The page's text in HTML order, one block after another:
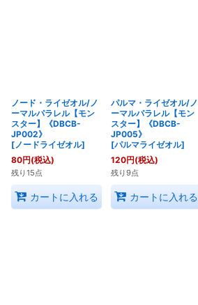
ノード・ライゼオル/ノ
ーマルパラレル【モン
スター】《DBCB-
JP002》
[ノードライゼオル]
80円(税込)
残り15点
カートに入れる
パルマ・ライゼオル/ノ
ーマルパラレル【モン
スター】《DBCB-
JP005》
[パルマライゼオル]
120円(税込)
残り9点
カートに入れる